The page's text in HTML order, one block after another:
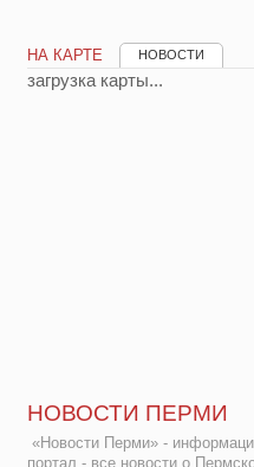
НА КАРТЕ НОВОСТИ
загрузка карты...
НОВОСТИ ПЕРМИ
«Новости Перми» -
портал - все новости о